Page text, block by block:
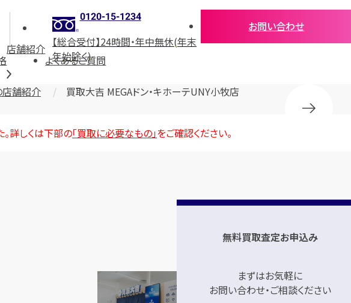
0120-15-1234
【総合受付】24時間・年中無休(年末
年始除く)
お問い合わせ
店舗紹介
よくあるご質問
舗紹介 買取大吉 MEGAドン・キホーテUNY小牧店
詳しくは下部の「買取に必要なもの」をご確認ください。
無料買取査定お申込み
まずはお気軽に
お問い合わせ・ご相談ください